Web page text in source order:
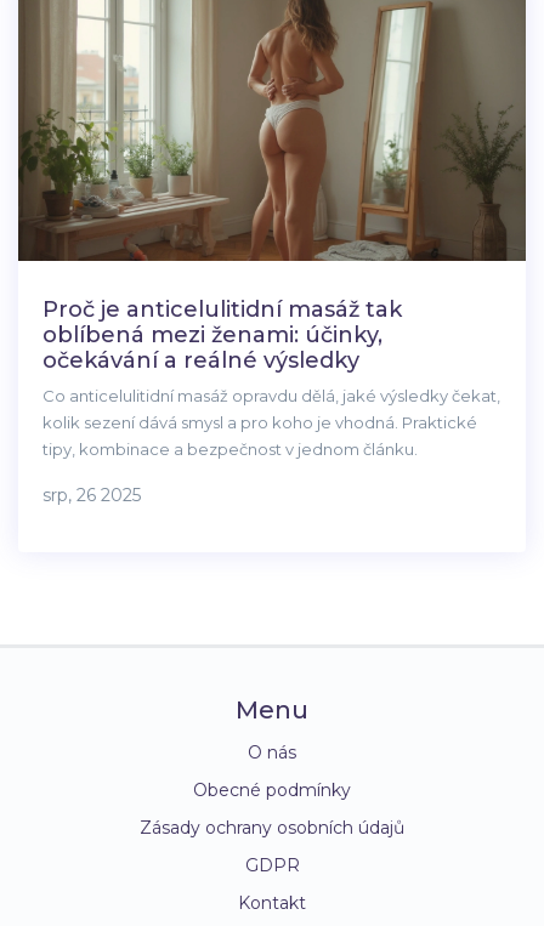
Proč je anticelulitidní masáž tak
oblíbená mezi ženami: účinky,
očekávání a reálné výsledky
Co anticelulitidní masáž opravdu dělá, jaké výsledky čekat,
kolik sezení dává smysl a pro koho je vhodná. Praktické
tipy, kombinace a bezpečnost v jednom článku.
srp, 26 2025
Menu
O nás
Obecné podmínky
Zásady ochrany osobních údajů
GDPR
Kontakt